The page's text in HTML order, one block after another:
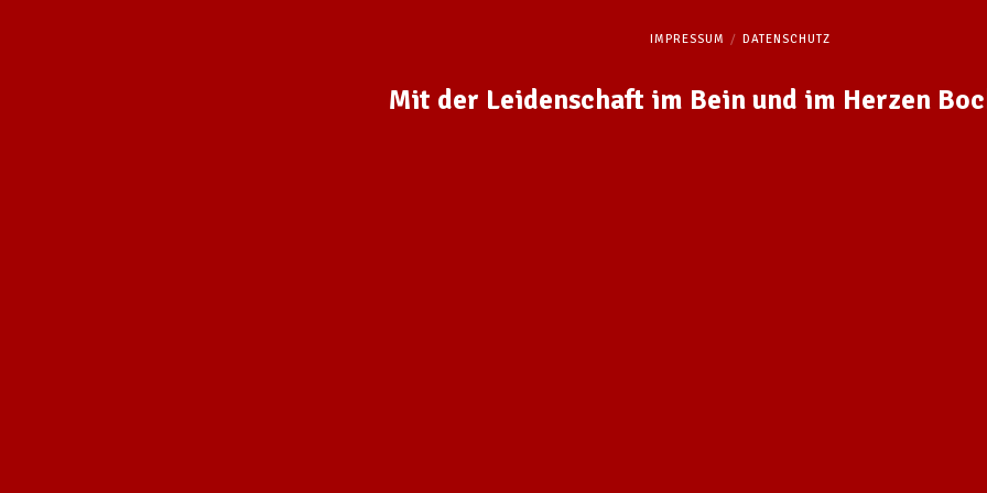
IMPRESSUM DATENSCHUTZ
Mit der Leidenschaft im Bein und im Herzen